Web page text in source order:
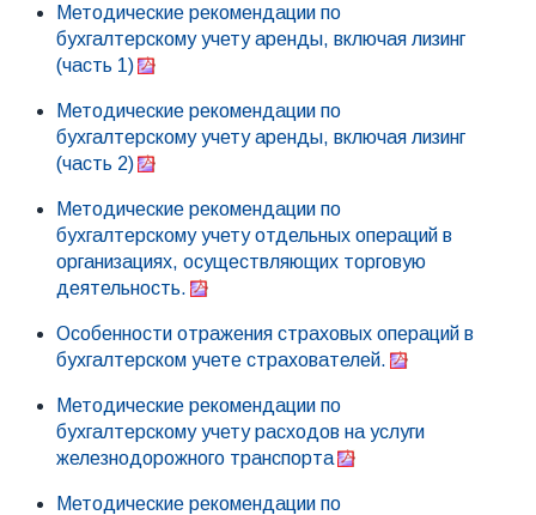
Методические рекомендации по
бухгалтерскому учету аренды, включая лизинг
(часть 1)
Методические рекомендации по
бухгалтерскому учету аренды, включая лизинг
(часть 2)
Методические рекомендации по
бухгалтерскому учету отдельных операций в
организациях, осуществляющих торговую
деятельность.
Особенности отражения страховых операций в
бухгалтерском учете страхователей.
Методические рекомендации по
бухгалтерскому учету расходов на услуги
железнодорожного транспорта
Методические рекомендации по